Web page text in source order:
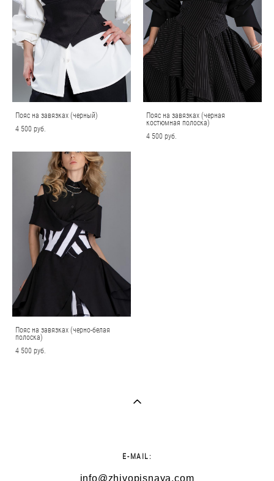
Пояс на завязках (черный)
4 500 pуб.
Пояс на завязках (черная
костюмная полоска)
4 500 pуб.
Пояс на завязках (черно-белая
полоска)
4 500 pуб.
E-MAIL:
info@zhivopisnaya.com